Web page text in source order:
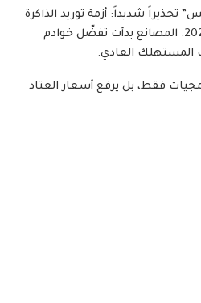
شديداً: أزمة توريد الذاكرة
العالمية لن تنتهي قبل عام 2028. المصانع بدأت تفضّل خوادم
المستهلك العادي.
فقط، بل يرفع أسعار العتاد